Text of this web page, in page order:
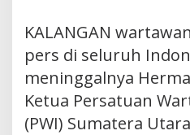
KALANGAN
pers di seluruh
meninggalnya
Ketua Persatuan
(PWI) Sumatera